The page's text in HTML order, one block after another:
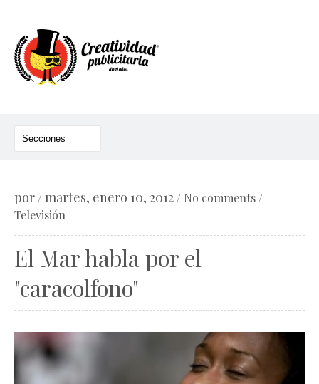
por /martes, enero 10, 2012 / No comments /
Televisión
El Mar habla por el
"caracolfono"